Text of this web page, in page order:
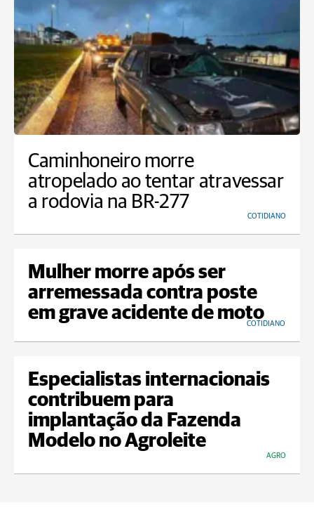
Caminhoneiro morre
atropelado ao tentar atravessar
a rodovia na BR-277
COTIDIANO
Mulher morre após ser
arremessada contra poste
em grave acidente de moto
COTIDIANO
Especialistas internacionais
contribuem para
implantação da Fazenda
Modelo no Agroleite
AGRO